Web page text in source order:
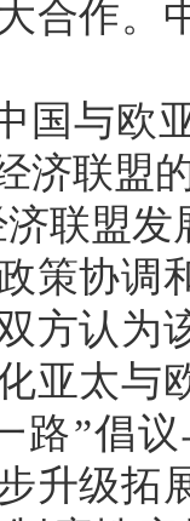
合作。
国与欧
济联盟
联盟
策协调
方认为
亚太与
路”倡
升级拓